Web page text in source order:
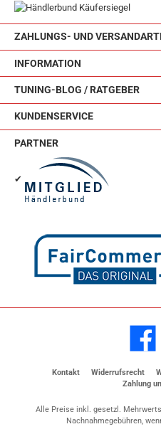
ZAHLUNGS- UND
INFORMATION
TUNING-BLOG / RATGEBER
KUNDENSERVICE
PARTNER
✔
Facebook
Kontakt Widerrufsrecht
Zahlung
Alle Preise inkl. gesetzl.
Nachnahmegebühren,